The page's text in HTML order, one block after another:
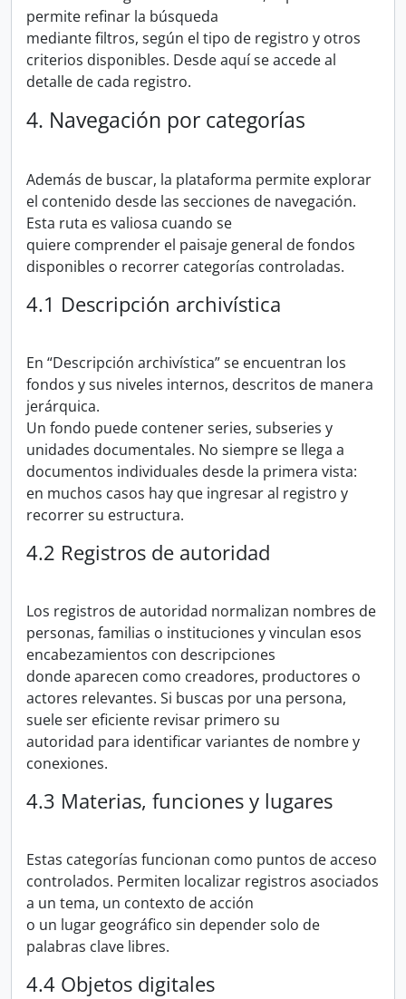
permite refinar la búsqueda
mediante filtros, según el tipo de registro y otros
criterios disponibles. Desde aquí se accede al
detalle de cada registro.
4. Navegación por categorías
Además de buscar, la plataforma permite explorar
el contenido desde las secciones de navegación.
Esta ruta es valiosa cuando se
quiere comprender el paisaje general de fondos
disponibles o recorrer categorías controladas.
4.1 Descripción archivística
En “Descripción archivística” se encuentran los
fondos y sus niveles internos, descritos de manera
jerárquica.
Un fondo puede contener series, subseries y
unidades documentales. No siempre se llega a
documentos individuales desde la primera vista:
en muchos casos hay que ingresar al registro y
recorrer su estructura.
4.2 Registros de autoridad
Los registros de autoridad normalizan nombres de
personas, familias o instituciones y vinculan esos
encabezamientos con descripciones
donde aparecen como creadores, productores o
actores relevantes. Si buscas por una persona,
suele ser eficiente revisar primero su
autoridad para identificar variantes de nombre y
conexiones.
4.3 Materias, funciones y lugares
Estas categorías funcionan como puntos de acceso
controlados. Permiten localizar registros asociados
a un tema, un contexto de acción
o un lugar geográfico sin depender solo de
palabras clave libres.
4.4 Objetos digitales